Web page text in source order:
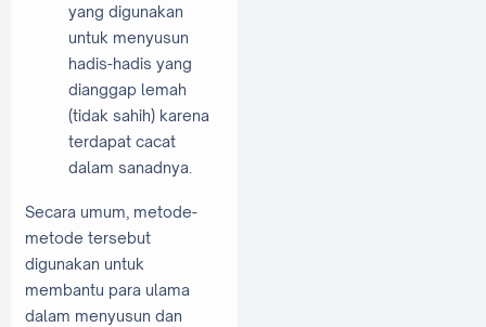
yang digunakan
untuk menyusun
hadis-hadis yang
dianggap lemah
(tidak sahih) karena
terdapat cacat
dalam sanadnya.
Secara umum, metode-
metode tersebut
digunakan untuk
membantu para ulama
dalam menyusun dan